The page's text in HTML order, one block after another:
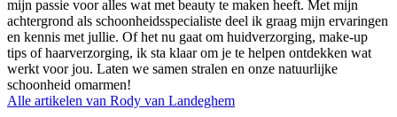
mijn passie voor alles wat met beauty te maken heeft. Met mijn
achtergrond als schoonheidsspecialiste deel ik graag mijn ervaringen
en kennis met jullie. Of het nu gaat om huidverzorging, make-up
tips of haarverzorging, ik sta klaar om je te helpen ontdekken wat
werkt voor jou. Laten we samen stralen en onze natuurlijke
schoonheid omarmen!
Alle artikelen van Rody van Landeghem